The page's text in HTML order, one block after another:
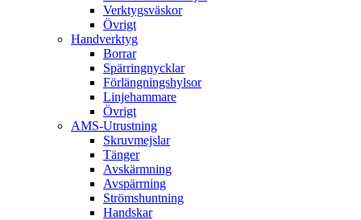
Verktygsväskor
Övrigt
Handverktyg
Borrar
Spärringnycklar
Förlängningshylsor
Linjehammare
Övrigt
AMS-Utrustning
Skruvmejslar
Tänger
Avskärmning
Avspärrning
Strömshuntning
Handskar